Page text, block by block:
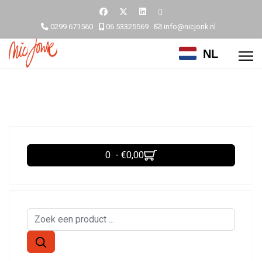
0299 671560 06 53325569 info@nicjonk.nl
NL
0 - €0,00